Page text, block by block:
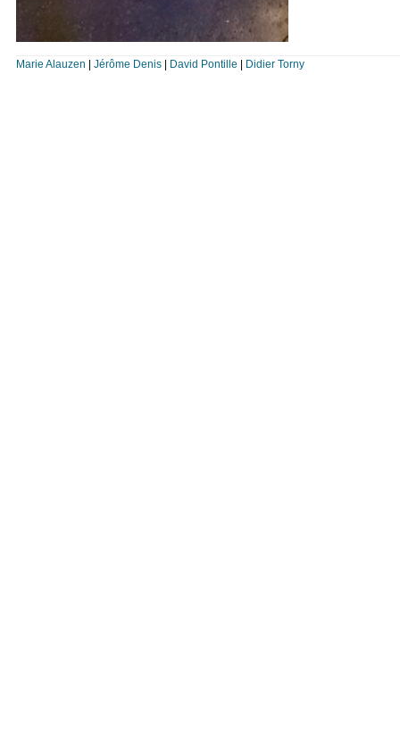
Marie Alauzen Jérôme Denis| David Pontille Didier Torny